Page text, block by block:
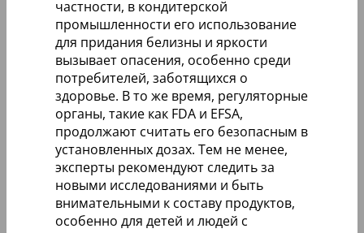
частности, в кондитерской
промышленности его использование
для придания белизны и яркости
вызывает опасения, особенно среди
потребителей, заботящихся о
здоровье. В то же время, регуляторные
органы, такие как FDA и EFSA,
продолжают считать его безопасным в
установленных дозах. Тем не менее,
эксперты рекомендуют следить за
новыми исследованиями и быть
внимательными к составу продуктов,
особенно для детей и людей с